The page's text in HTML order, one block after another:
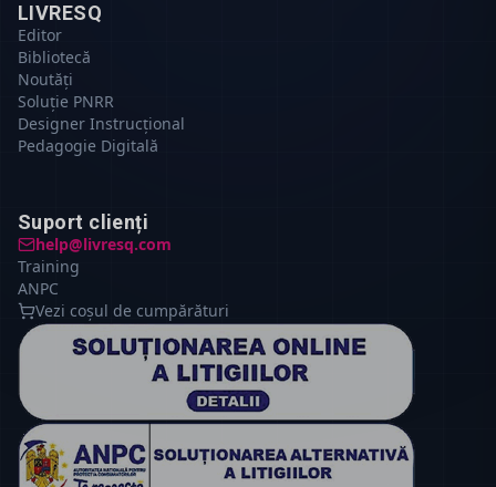
LIVRESQ
Editor
Bibliotecă
Noutăți
Soluție PNRR
Designer Instrucțional
Pedagogie Digitală
Suport clienți
help@livresq.com
Training
ANPC
Vezi coșul de cumpărături